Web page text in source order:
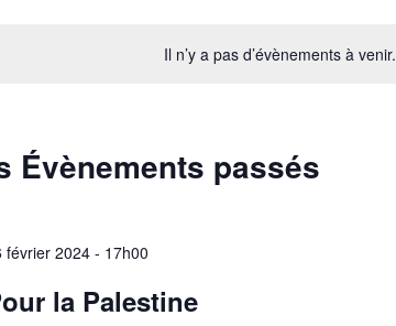
Il n’y a pas d’évènements à venir.
Évènements passés
février 2024 - 17h00
la Palestine